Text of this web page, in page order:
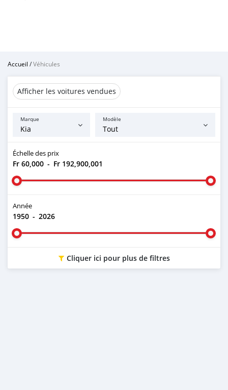
Accueil /Véhicules
Afficher les voitures vendues
Marque Modèle
Échelle des prix
Fr 60,000 - Fr 192,900,001
Année
1950 - 2026
Cliquer ici pour plus de filtres